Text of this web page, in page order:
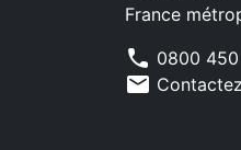
France
phone 0800
mail